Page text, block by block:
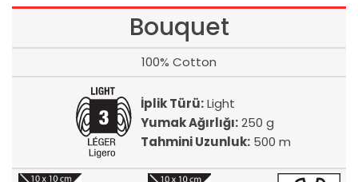
Bouquet
100% Cotton
İplik Türü:Light
Yumak Ağırlığı:250 g
Tahmini Uzunluk: 500 m